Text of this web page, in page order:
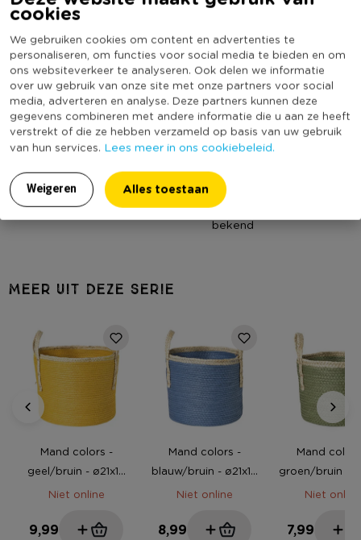
cookies
We gebruiken cookies om content en advertenties te
personaliseren, om functies voor social media te bieden en om
ons websiteverkeer te analyseren. Ook delen we informatie
over uw gebruik van onze site met onze partners voor social
media, adverteren en analyse. Deze partners kunnen deze
gegevens combineren met andere informatie die u aan ze heeft
verstrekt of die ze hebben verzameld op basis van uw gebruik
van hun services. Lees meer in ons cookiebeleid.
Weigeren Alles toestaan
www.xenos.nl/klantenservice
Artikelnummer
505942
Online Only
Nee
Materiaal
Papier
Productbreedte (cm)
30
Producthoogte (cm)
16
Kleur
Blauw
Productdiepte (cm)
20
Vorm
Rechthoekig
(Nog) geen score
bekend
MEER UIT DEZE SERIE
Mand colors -
geel/bruin - ø21x18
cm
Niet online
9,99
Mand colors -
blauw/bruin - ø21x18
cm
Niet online
8,99
Mand
groen/bruin -
cm
Niet online
7,99